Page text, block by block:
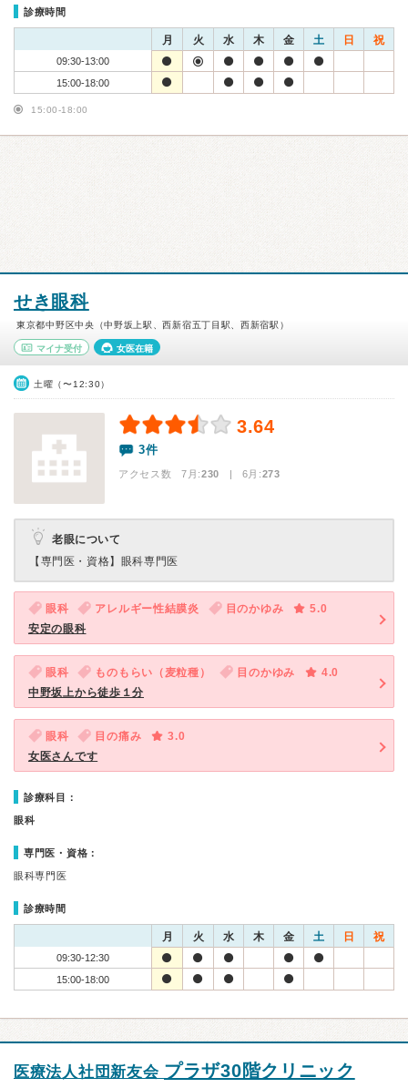
診療時間
月 火 水 木 金 土 日 祝
09:30-13:00
15:00-18:00
15:00-18:00
せき眼科
東京都中野区中央（中野坂上駅、西新宿五丁目駅、西新宿駅）
マイナ受付 女医在籍
土曜（〜12:30）
3.64
3件
アクセス数 7月:230 | 6月:273
老眼について
【専門医・資格】 眼科専門医
眼科 アレルギー性結膜炎 目のかゆみ
5.0
安定の眼科
眼科 ものもらい（麦粒種） 目のかゆみ
4.0
中野坂上から徒歩１分
眼科 目の痛み
3.0
女医さんです
診療科目：
眼科
専門医・資格：
眼科専門医
診療時間
月 火 水 木 金 土 日 祝
09:30-12:30
15:00-18:00
医療法人社団新友会 プラザ30階クリニック